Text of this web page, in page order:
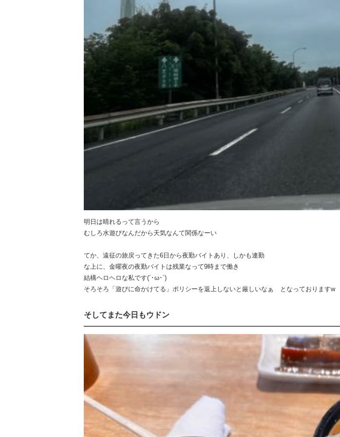
明日は晴れるって言うから
むしろ水遊びなんだから天気なんて関係なーい
てか、遠征の旅戻ってきた6日から夜勤バイトあり、しかも連勤
な上に、金曜夜の夜勤バイトは残業なって9時まで働き
結構ヘロヘロな私です(´･ω･`)
そろそろ「遊びに命かけてる」ポリシーを返上しないと厳しいなぁ となっておりますw
そしてまた今日もウドン